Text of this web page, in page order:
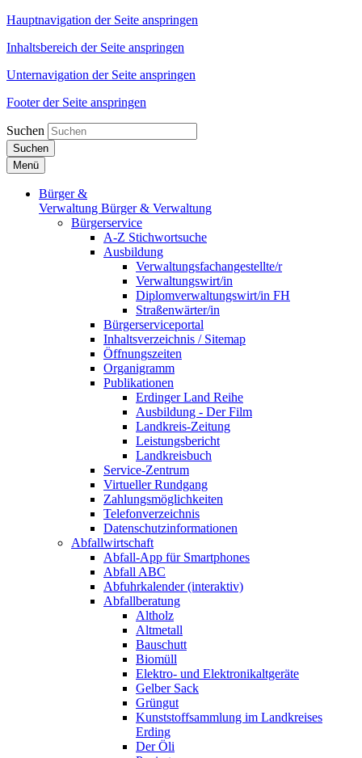
Hauptnavigation der Seite anspringen
Inhaltsbereich der Seite anspringen
Unternavigation der Seite anspringen
Footer der Seite anspringen
Suchen
Suchen
Menü
Bürger &
Verwaltung Bürger & Verwaltung
Bürgerservice
A-Z Stichwortsuche
Ausbildung
Verwaltungsfachangestellte/r
Verwaltungswirt/in
Diplomverwaltungswirt/in FH
Straßenwärter/in
Bürgerserviceportal
Inhaltsverzeichnis / Sitemap
Öffnungszeiten
Organigramm
Publikationen
Erdinger Land Reihe
Ausbildung - Der Film
Landkreis-Zeitung
Leistungsbericht
Landkreisbuch
Service-Zentrum
Virtueller Rundgang
Zahlungsmöglichkeiten
Telefonverzeichnis
Datenschutzinformationen
Abfallwirtschaft
Abfall-App für Smartphones
Abfall ABC
Abfuhrkalender (interaktiv)
Abfallberatung
Altholz
Altmetall
Bauschutt
Biomüll
Elektro- und Elektronikaltgeräte
Gelber Sack
Grüngut
Kunststoffsammlung im Landkreises
Erding
Der Öli